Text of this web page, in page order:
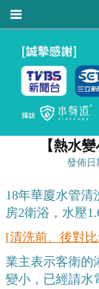
【熱水
發佈日
18年華廈水管清
房2衛浴，水壓
[清洗前、後對
業主表示客衛的
變小，已經請水